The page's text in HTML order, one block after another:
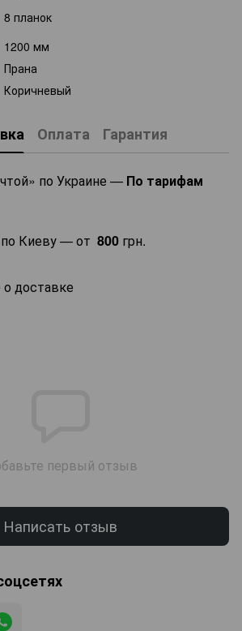
8 планок
1200 мм
Прана
Коричневый
Оплата Гарантия
по Украине — По тарифам
Киеву — от 800 грн.
доставке
первый отзыв
Написать отзыв